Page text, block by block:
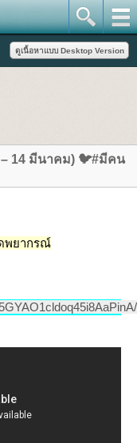
14 มีนาคม) 🐦#มีคน
พยากรณ์